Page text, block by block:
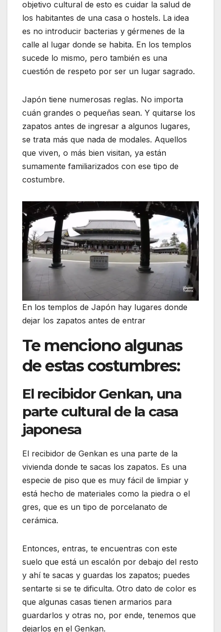
objetivo cultural de esto es cuidar la salud de
los habitantes de una casa o hostels. La idea
es no introducir bacterias y gérmenes de la
calle al lugar donde se habita. En los templos
sucede lo mismo, pero también es una
cuestión de respeto por ser un lugar sagrado.
Japón tiene numerosas reglas. No importa
cuán grandes o pequeñas sean. Y quitarse los
zapatos antes de ingresar a algunos lugares,
se trata más que nada de modales. Aquellos
que viven, o más bien visitan, ya están
sumamente familiarizados con ese tipo de
costumbre.
En los templos de Japón hay lugares donde
dejar los zapatos antes de entrar
Te menciono algunas
de estas costumbres:
El recibidor Genkan, una
parte cultural de la casa
japonesa
El recibidor de Genkan es una parte de la
vivienda donde te sacas los zapatos. Es una
especie de piso que es muy fácil de limpiar y
está hecho de materiales como la piedra o el
gres, que es un tipo de porcelanato de
cerámica.
Entonces, entras, te encuentras con este
suelo que está un escalón por debajo del resto
y ahí te sacas y guardas los zapatos; puedes
sentarte si se te dificulta. Otro dato de color es
que algunas casas tienen armarios para
guardarlos y otras no, por ende, tenemos que
dejarlos en el Genkan.